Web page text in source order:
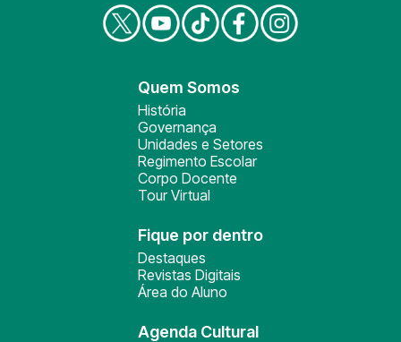
Quem Somos
História
Governança
Unidades e Setores
Regimento Escolar
Corpo Docente
Tour Virtual
Fique por dentro
Destaques
Revistas Digitais
Área do Aluno
Agenda Cultural